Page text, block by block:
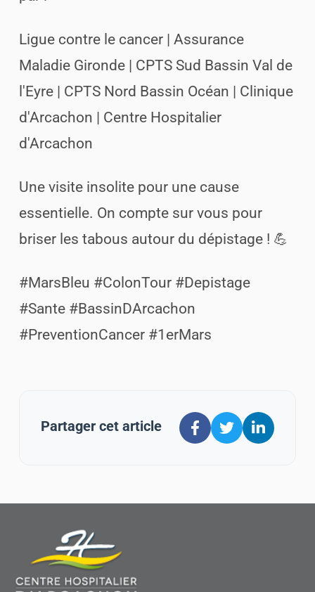
Ligue contre le cancer | Assurance
Maladie Gironde | CPTS Sud Bassin Val de
l'Eyre | CPTS Nord Bassin Océan | Clinique
d'Arcachon | Centre Hospitalier
d'Arcachon
Une visite insolite pour une cause
essentielle. On compte sur vous pour
briser les tabous autour du dépistage ! 💪
#MarsBleu #ColonTour #Depistage
#Sante #BassinDArcachon
#PreventionCancer #1erMars
Partager cet article